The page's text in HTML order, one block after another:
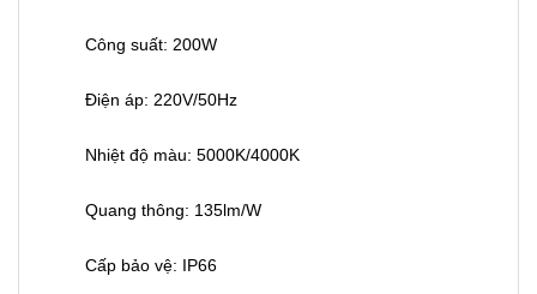
Công suất: 200W
Điện áp: 220V/50Hz
Nhiệt độ màu: 5000K/4000K
Quang thông: 135lm/W
Cấp bảo vệ: IP66